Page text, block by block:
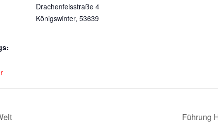
Drachenfelsstraße 4
Königswinter, 53639
Führung